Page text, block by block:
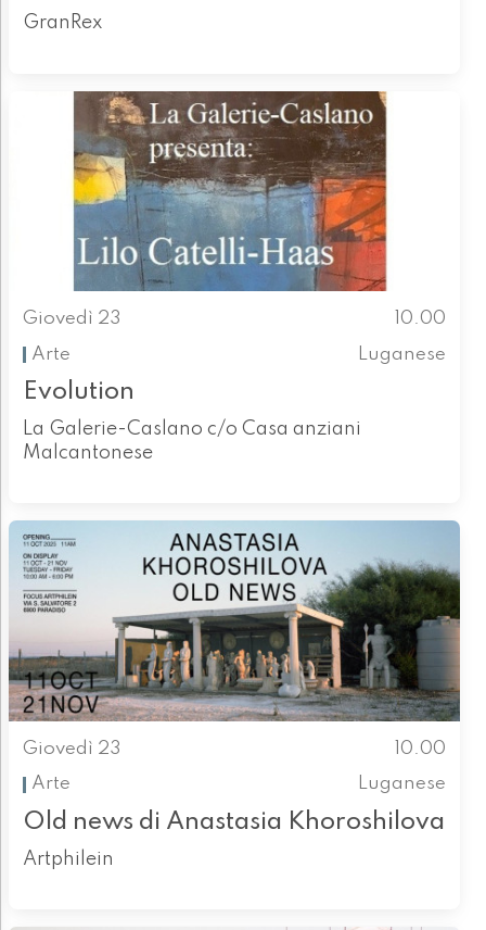
GranRex
Giovedì 23
10.00
Arte
Luganese
Evolution
La Galerie-Caslano c/o Casa anziani
Malcantonese
Giovedì 23
10.00
Arte
Luganese
Old news di Anastasia Khoroshilova
Artphilein